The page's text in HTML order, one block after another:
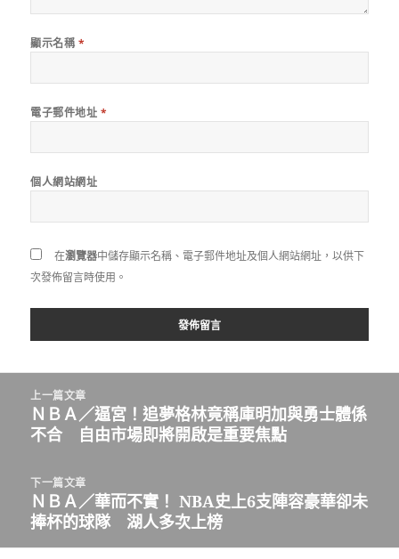
顯示名稱 *
電子郵件地址 *
個人網站網址
在瀏覽器中儲存顯示名稱、電子郵件地址及個人網站網址，以供下
次發佈留言時使用。
上一篇文章
上
一
文
章:
ＮＢＡ／逼宮！追夢格林竟稱庫明加與勇士體係
不合 自由市場即將開啟是重要焦點
下一篇文章
下
一
篇
ＮＢＡ／華而不實！ NBA史上6支陣容豪華卻未
捧杯的球隊 湖人多次上榜